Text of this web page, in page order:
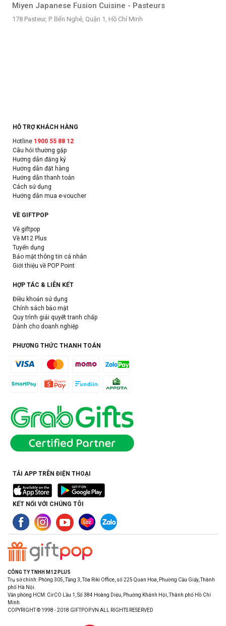
Miyen Japanese Fusion Cuisine - Pasteurs
178 Pasteur, P. Bến Nghé, Quận 1, Hồ Chí Minh
HỖ TRỢ KHÁCH HÀNG
Hotline 1900 55 88 12
Câu hỏi thường gặp
Hướng dẫn đăng ký
Hướng dẫn đặt hàng
Hướng dẫn thanh toán
Cách sử dụng
Hướng dẫn mua e-voucher
VỀ GIFTPOP
Về giftpop
Về M12 Plus
Tuyển dụng
Bảo mật thông tin cá nhân
Giới thiệu về POP Point
HỢP TÁC & LIÊN KẾT
Điều khoản sử dụng
Chính sách bảo mật
Quy trình giải quyết tranh chấp
Dành cho doanh nghiệp
PHƯƠNG THỨC THANH TOÁN
TẢI APP TRÊN ĐIỆN THOẠI
KẾT NỐI VỚI CHÚNG TÔI
CÔNG TY TNHH M12 PLUS
Trụ sở chính: Phòng 305, Tầng 3, Tòa Riki Office, số 225 Quan Hoa, Phường Cầu Giấy, Thành
phố Hà Nội.
Văn phòng HCM: CirCO Lầu 1, Số 384 Hoàng Diệu, Phường Khánh Hội, Thành phố Hồ Chí
Minh.
COPYRIGHT © 1998 - 2018 GIFTPOP.VN ALL RIGHTS RESERVED